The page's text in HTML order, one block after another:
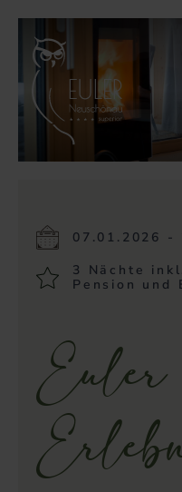
07.01.2026 -
3 Nächte
Pension und
Euler